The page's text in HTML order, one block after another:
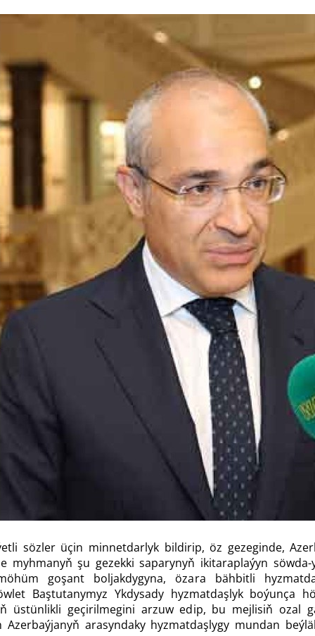
sözler üçin minnetdarlyk bildirip, öz gezeginde,
myhmanyň şu gezekki saparynyň ikitaraplaýyn
goşant boljakdygyna, özara bähbitli
Baştutanymyz Ykdysady hyzmatdaşlyk boýunça
üstünlikli geçirilmegini arzuw edip, bu mejlisiň ozal
arasyndaky hyzmatdaşlygy mundan